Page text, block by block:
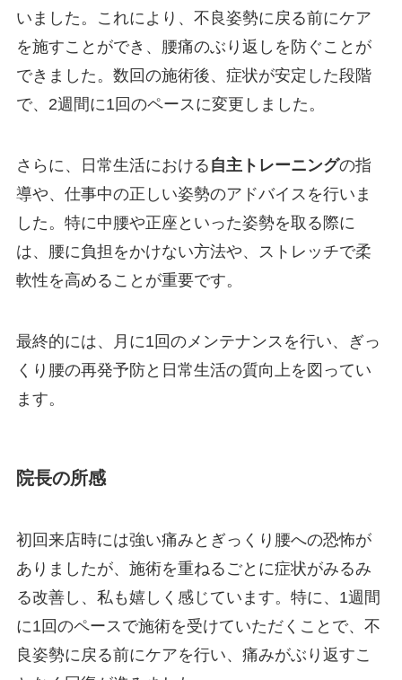
いました。これにより、不良姿勢に戻る前にケア
を施すことができ、腰痛のぶり返しを防ぐことが
できました。数回の施術後、症状が安定した段階
で、2週間に1回のペースに変更しました。
さらに、日常生活における 自主トレーニングの指
導や、仕事中の正しい姿勢のアドバイスを行いま
した。特に中腰や正座といった姿勢を取る際に
は、腰に負担をかけない方法や、ストレッチで柔
軟性を高めることが重要です。
最終的には、月に1回のメンテナンスを行い、ぎっ
くり腰の再発予防と日常生活の質向上を図ってい
ます。
院長の所感
初回来店時には強い痛みとぎっくり腰への恐怖が
ありましたが、施術を重ねるごとに症状がみるみ
る改善し、私も嬉しく感じています。特に、1週間
に1回のペースで施術を受けていただくことで、不
良姿勢に戻る前にケアを行い、痛みがぶり返すこ